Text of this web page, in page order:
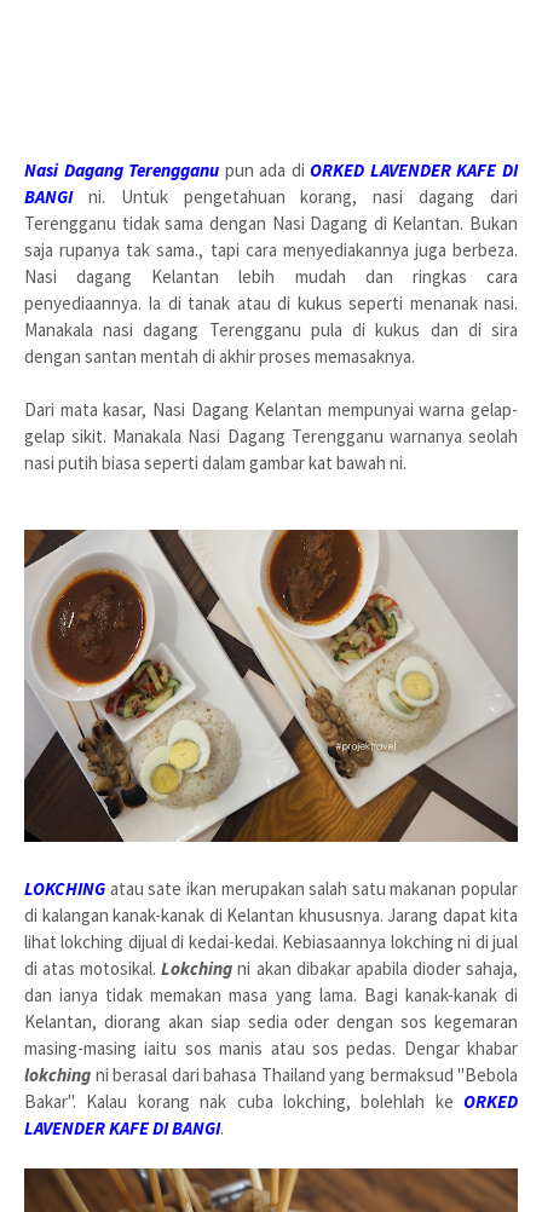
Nasi Dagang Terengganu pun ada di ORKED LAVENDER KAFE DI
BANGI ni. Untuk pengetahuan korang, nasi dagang dari
Terengganu tidak sama dengan Nasi Dagang di Kelantan. Bukan
saja rupanya tak sama., tapi cara menyediakannya juga berbeza.
Nasi dagang Kelantan lebih mudah dan ringkas cara
penyediaannya. Ia di tanak atau di kukus seperti menanak nasi.
Manakala nasi dagang Terengganu pula di kukus dan di sira
dengan santan mentah di akhir proses memasaknya.
Dari mata kasar, Nasi Dagang Kelantan mempunyai warna gelap-
gelap sikit. Manakala Nasi Dagang Terengganu warnanya seolah
nasi putih biasa seperti dalam gambar kat bawah ni.
LOKCHING atau sate ikan merupakan salah satu makanan popular
di kalangan kanak-kanak di Kelantan khususnya. Jarang dapat kita
lihat lokching dijual di kedai-kedai. Kebiasaannya lokching ni di jual
di atas motosikal.Lokching ni akan dibakar apabila dioder sahaja,
dan ianya tidak memakan masa yang lama. Bagi kanak-kanak di
Kelantan, diorang akan siap sedia oder dengan sos kegemaran
masing-masing iaitu sos manis atau sos pedas. Dengar khabar
lokching ni berasal dari bahasa Thailand yang bermaksud "Bebola
Bakar". Kalau korang nak cuba lokching, bolehlah ke ORKED
LAVENDER KAFE DI BANGI.